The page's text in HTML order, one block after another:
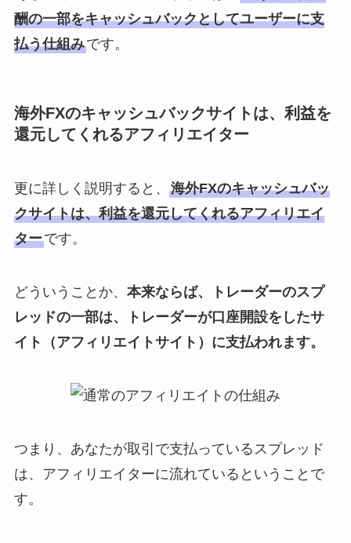
酬の一部をキャッシュバックとしてユーザーに支
払う仕組みです。
海外FXのキャッシュバックサイトは、利益を
還元してくれるアフィリエイター
更に詳しく説明すると、 海外FXのキャッシュバッ
クサイトは、利益を還元してくれるアフィリエイ
ターです。
どういうことか、 本来ならば、トレーダーのスプ
レッドの一部は、トレーダーが口座開設をしたサ
イト（アフィリエイトサイト）に支払われます。
つまり、あなたが取引で支払っているスプレッド
は、アフィリエイターに流れているということで
す。